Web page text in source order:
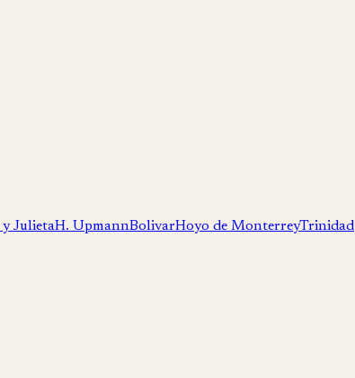
y JulietaH. UpmannBolivarHoyo de MonterreyTrinidad